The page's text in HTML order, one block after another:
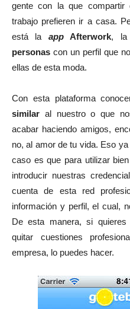
gente con la que
trabajo prefieren ir a casa.
está la appAfterwork, la
personas con un perfil que
ellas de esta moda.
Con esta plataforma
similar al nuestro o que
acabar haciendo amigos,
no, al amor de tu vida. Eso
caso es que para utilizar
introducir nuestras
cuenta de esta red
información y perfil, el cual,
De esta manera, si
quitar cuestiones
empresa, lo puedes hacer.